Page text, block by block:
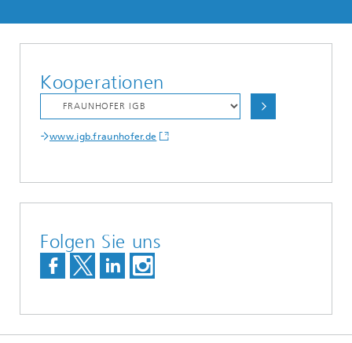
Kooperationen
www.igb.fraunhofer.de
Folgen Sie uns